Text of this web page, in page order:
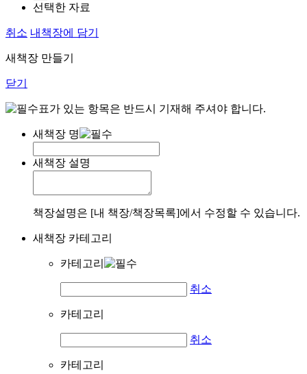
선택한 자료
취소 내책장에 담기
새책장 만들기
닫기
표가 있는 항목은 반드시 기재해 주셔야 합니다.
새책장 명
새책장 설명
책장설명은 [내 책장/책장목록]에서 수정할 수 있습니다.
새책장 카테고리
카테고리
취소
카테고리
취소
카테고리